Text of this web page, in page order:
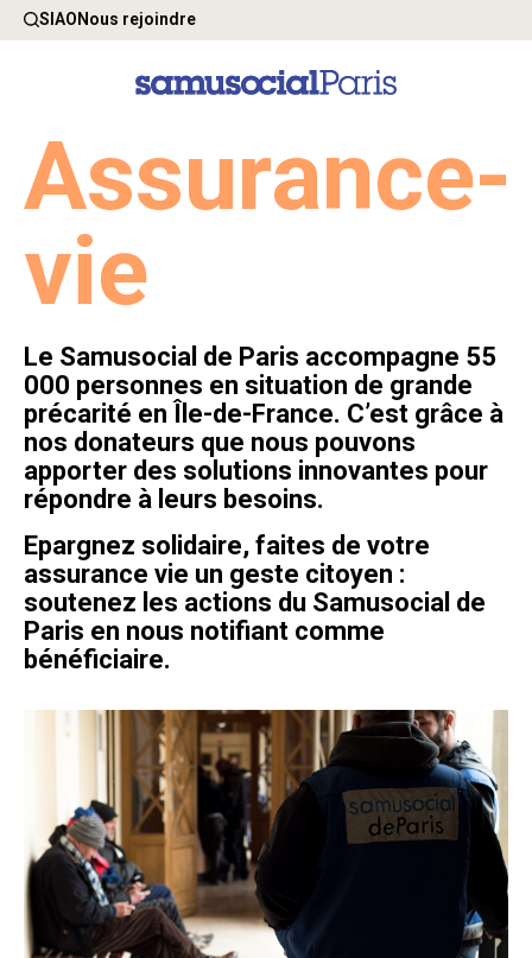
SIAONous rejoindre
Assurance-
vie
Le Samusocial de Paris accompagne 55
000 personnes en situation de grande
précarité en Île-de-France. C’est grâce à
nos donateurs que nous pouvons
apporter des solutions innovantes pour
répondre à leurs besoins.
Epargnez solidaire, faites de votre
assurance vie un geste citoyen :
soutenez les actions du Samusocial de
Paris en nous notifiant comme
bénéficiaire.